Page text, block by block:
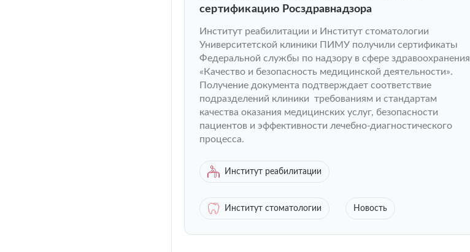
сертификацию Росздравнадзора
Институт реабилитации и Институт стоматологии
Университетской клиники ПИМУ получили сертификаты
Федеральной службы по надзору в сфере здравоохранения
«Качество и безопасность медицинской деятельности».
Получение документа подтверждает соответствие
подразделений клиники требованиям и стандартам
качества оказания медицинских услуг, безопасности
пациентов и эффективности лечебно-диагностического
процесса.
Институт реабилитации
Институт стоматологии Новость